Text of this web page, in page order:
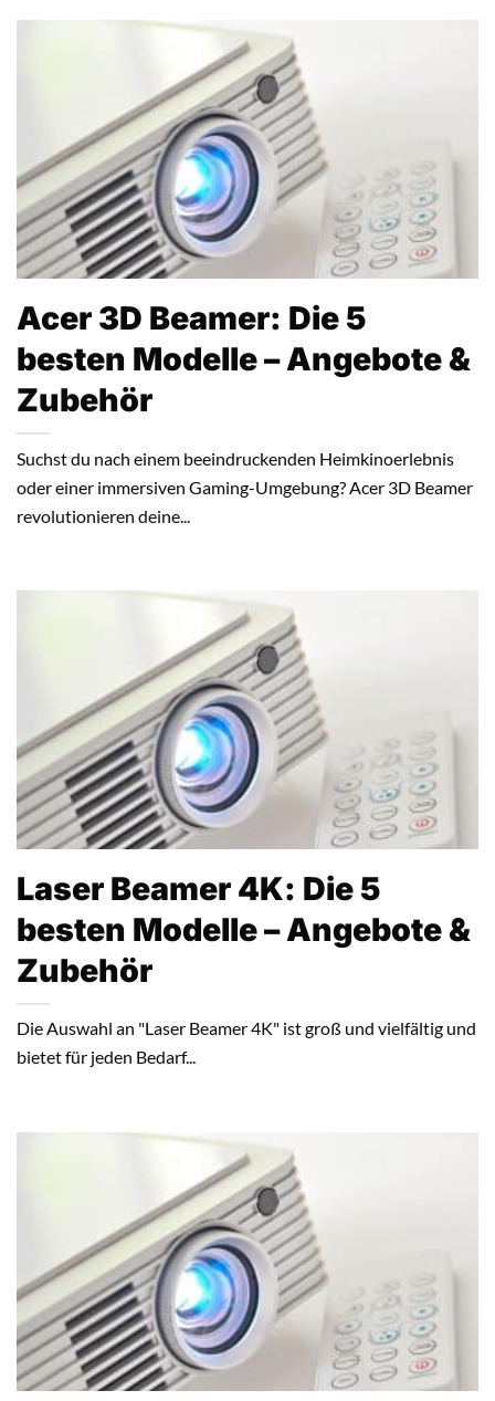
Acer 3D Beamer: Die 5
besten Modelle – Angebote &
Zubehör
Suchst du nach einem beeindruckenden Heimkinoerlebnis
oder einer immersiven Gaming-Umgebung? Acer 3D Beamer
revolutionieren deine...
Laser Beamer 4K: Die 5
besten Modelle – Angebote &
Zubehör
Die Auswahl an "Laser Beamer 4K" ist groß und vielfältig und
bietet für jeden Bedarf...